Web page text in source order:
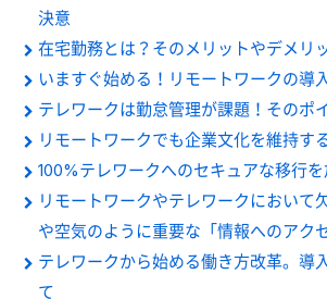
決意
在宅勤務とは？そのメリットやデメリ
いますぐ始める！リモートワークの導
テレワークは勤怠管理が課題！そのポ
リモートワークでも企業文化を維持す
100%テレワークへのセキュアな移行を
リモートワークやテレワークにおいて
や空気のように重要な「情報へのアク
テレワークから始める働き方改革。導
て